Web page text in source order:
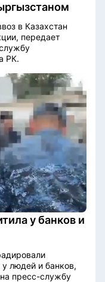
в Казахстан
передает
РК.
у банков и
людей и банков,
пресс-службу